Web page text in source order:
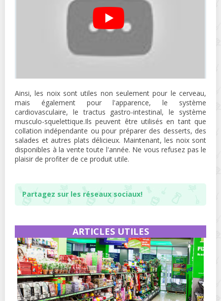
Ainsi, les noix sont utiles non seulement pour le cerveau,
mais également pour l'apparence, le système
cardiovasculaire, le tractus gastro-intestinal, le système
musculo-squelettique.Ils peuvent être utilisés en tant que
collation indépendante ou pour préparer des desserts, des
salades et autres plats délicieux. Maintenant, les noix sont
disponibles à la vente toute l'année. Ne vous refusez pas le
plaisir de profiter de ce produit utile.
Partagez sur les réseaux sociaux!
ARTICLES UTILES